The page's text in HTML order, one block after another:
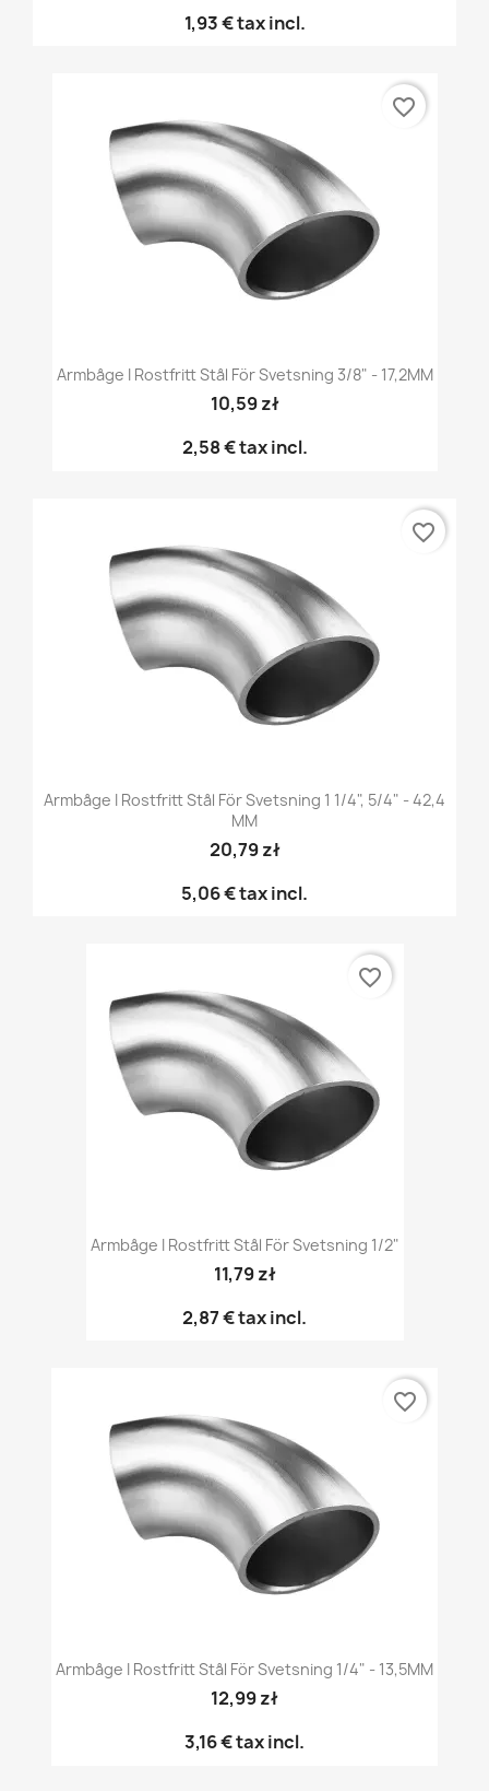
1,93 €tax incl.
Armbåge I Rostfritt Stål För Svetsning 3/8" - 17,2MM
10,59 zł
2,58 €tax incl.
favorite_border
Armbåge I Rostfritt Stål För Svetsning 1 1/4", 5/4" - 42,4
MM
20,79 zł
5,06 €tax incl.
favorite_border
Armbåge I Rostfritt Stål För Svetsning 1/2"
11,79 zł
2,87 €tax incl.
favorite_border
Armbåge I Rostfritt Stål För Svetsning 1/4" - 13,5MM
12,99 zł
3,16 €tax incl.
favorite_border